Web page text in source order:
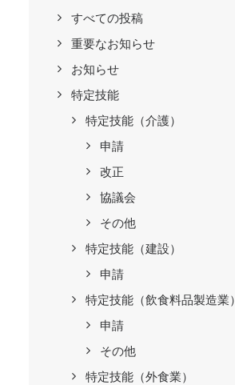
すべての投稿
重要なお知らせ
お知らせ
特定技能
特定技能（介護）
申請
改正
協議会
その他
特定技能（建設）
申請
特定技能（飲食料品製造業）
申請
その他
特定技能（外食業）